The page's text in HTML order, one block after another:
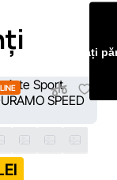
Lăsați